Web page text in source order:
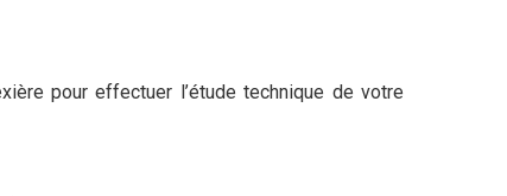
pour effectuer l’étude technique de votre